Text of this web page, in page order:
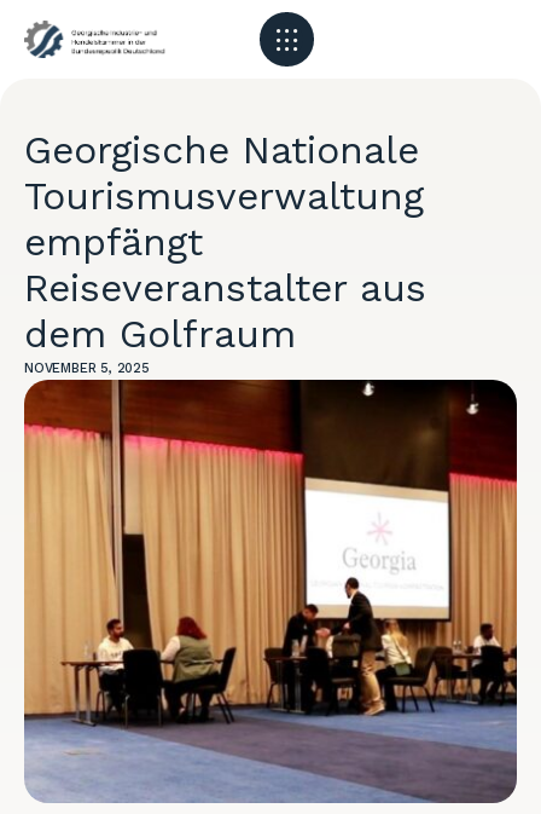
Georgische Nationale
Tourismusverwaltung
empfängt
Reiseveranstalter aus
dem Golfraum
NOVEMBER 5, 2025